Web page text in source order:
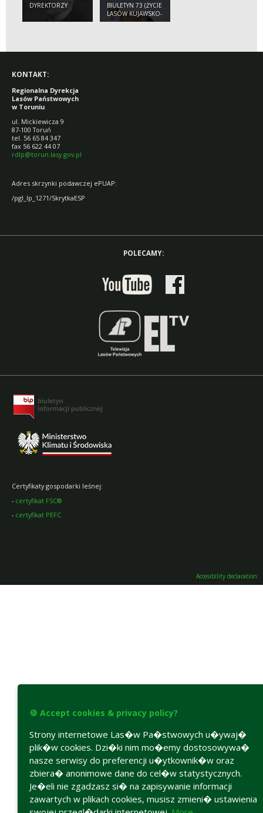
DYREKTORZY
BIULETYN 73 (ŻYCIE
LASÓW KUJAWSKO-
POMORSKICH), NR
KONTAKT:
Regionalna Dyrekcja
Lasów Państwowych
w Toruniu
ul. Mickiewicza 9
87-100 Toruń
tel. 56 65 84 347
fax 56 622 44 07
rdlp@torun.lasy.gov.pl
Adres skrzynki podawczej ePUAP:
/pgl_lp_1271/SkrytkaESP
POLECAMY:
Certyfikaty gospodarki leśnej:
- certyfikat FSC®
- certyfikat PEFC
Accesibility declaration
🍪 Accept cookies & privacy policy?
Strony internetowe Las�w Pa�stwowych u�ywaj�
plik�w cookies. Dzi�ki nim mo�emy dostosowywa�
nasze serwisy do preferencji u�ytkownik�w oraz
zbiera� anonimowe dane do cel�w statystycznych.
Je�eli nie zgadzasz si� na zapisywanie informacji
zawartych w plikach cookies, musisz zmieni� ustawienia